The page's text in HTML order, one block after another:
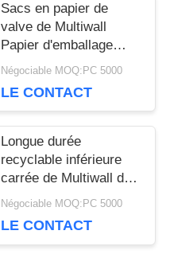
Sacs en papier de
valve de Multiwall
Papier d'emballage
pour empaqueter le
25kg 50kg
Négociable MOQ:PC 5000
LE CONTACT
Longue durée
recyclable inférieure
carrée de Multiwall de
sacs en papier
valve
Négociable MOQ:PC 5000
LE CONTACT